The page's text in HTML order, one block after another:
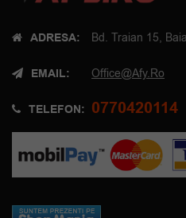
ADRESA: Bd. Traian 15,
EMAIL: Office@afy.ro
TELEFON: 0770420114